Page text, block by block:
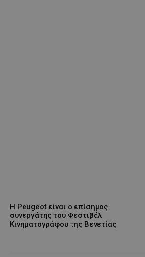
Η Peugeot είναι ο επίσημος
συνεργάτης του Φεστιβάλ
Κινηματογράφου της Βενετίας